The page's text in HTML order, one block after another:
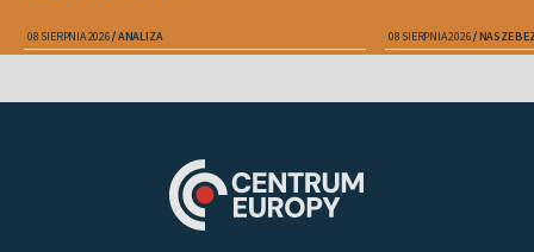
08 SIERPNIA 2026 ANALIZA 08 SIERPNIA 2026 NASZE